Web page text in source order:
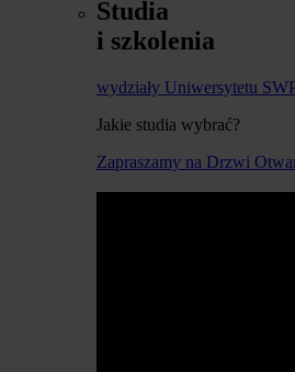
Studia
i szkolenia
wydziały Uniwersytetu
Jakie studia wybrać?
Zapraszamy na Drzwi